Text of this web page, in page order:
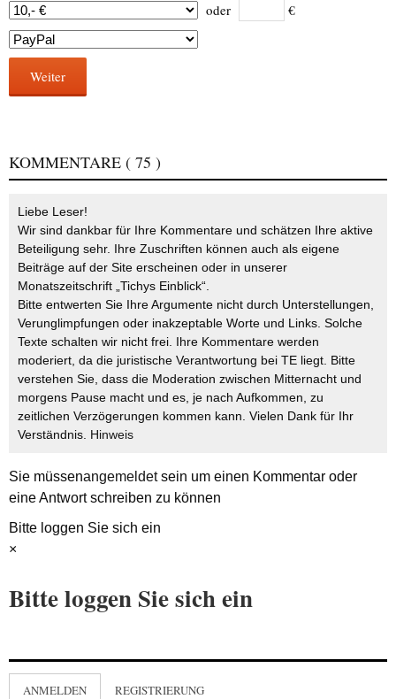
oder €
Weiter
KOMMENTARE ( 75 )
Liebe Leser!
Wir sind dankbar für Ihre Kommentare und schätzen Ihre aktive
Beteiligung sehr. Ihre Zuschriften können auch als eigene
Beiträge auf der Site erscheinen oder in unserer
Monatszeitschrift „Tichys Einblick“.
Bitte entwerten Sie Ihre Argumente nicht durch Unterstellungen,
Verunglimpfungen oder inakzeptable Worte und Links. Solche
Texte schalten wir nicht frei. Ihre Kommentare werden
moderiert, da die juristische Verantwortung bei TE liegt. Bitte
verstehen Sie, dass die Moderation zwischen Mitternacht und
morgens Pause macht und es, je nach Aufkommen, zu
zeitlichen Verzögerungen kommen kann. Vielen Dank für Ihr
Verständnis. Hinweis
Sie müssenangemeldetsein um einen Kommentar oder
eine Antwort schreiben zu können
Bitte loggen Sie sich ein
×
Bitte loggen Sie sich ein
ANMELDEN REGISTRIERUNG